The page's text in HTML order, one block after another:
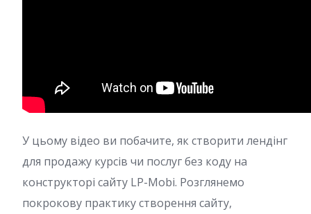
У цьому відео ви побачите, як створити лендінг
для продажу курсів чи послуг без коду на
конструкторі сайту LP-Mobi. Розглянемо
покрокову практику створення сайту,